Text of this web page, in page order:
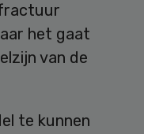
het gaat
van de
te kunnen